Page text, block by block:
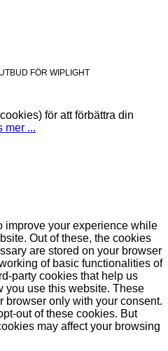
FÖR WIPLIGHT
för att förbättra din
mer ...
improve your experience while
Out of these, the cookies
are stored on your browser
of basic functionalities of
party cookies that help us
you use this website. These
browser only with your consent.
out of these cookies. But
may affect your browsing